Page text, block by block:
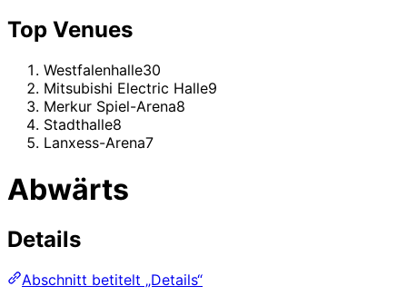
Top Venues
Westfalenhalle30
Mitsubishi Electric Halle9
Merkur Spiel-Arena8
Stadthalle8
Lanxess-Arena7
Abwärts
Details
Abschnitt betitelt „Details“